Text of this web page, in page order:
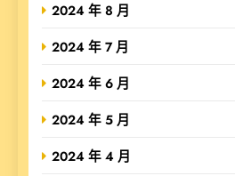
2024 年 8 月
2024 年 7 月
2024 年 6 月
2024 年 5 月
2024 年 4 月